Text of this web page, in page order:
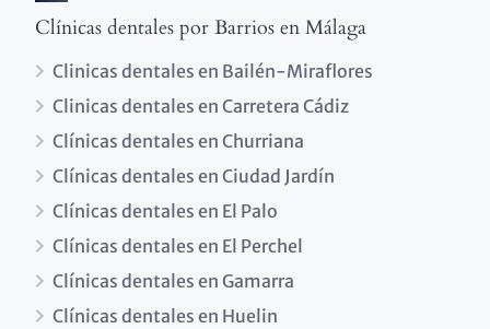
Clínicas dentales por Barrios en Málaga
Clinicas dentales en Bailén-Miraflores
Clinicas dentales en Carretera Cádiz
Clínicas dentales en Churriana
Clínicas dentales en Ciudad Jardín
Clínicas dentales en El Palo
Clínicas dentales en El Perchel
Clínicas dentales en Gamarra
Clínicas dentales en Huelin